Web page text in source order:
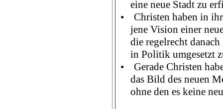
eine neue Stadt zu
• Christen haben in
jene Vision einer
die regelrecht danach
in Politik umgesetzt
• Gerade Christen
das Bild des neuen
ohne den es keine